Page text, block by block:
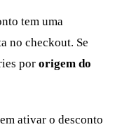
tem uma
no checkout. Se
por origem do
ativar o desconto